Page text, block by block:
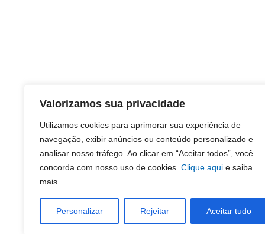
Valorizamos sua privacidade
Utilizamos cookies para aprimorar sua experiência de
navegação, exibir anúncios ou conteúdo personalizado e
analisar nosso tráfego. Ao clicar em “Aceitar todos”, você
concorda com nosso uso de cookies. Clique aqui e saiba
mais.
Personalizar Rejeitar Aceitar tudo